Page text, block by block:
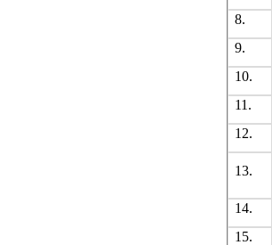
8.
9.
10.
11.
12.
13.
14.
15.